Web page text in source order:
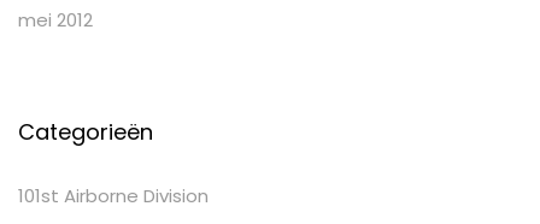
mei 2012
Categorieën
101st Airborne Division